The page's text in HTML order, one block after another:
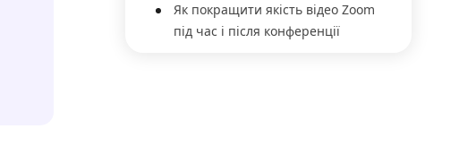
Як покращити якість відео Zoom
під час і після конференції